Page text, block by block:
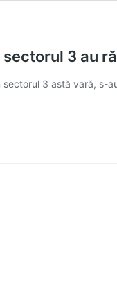
3 au
3 astă vară, s-